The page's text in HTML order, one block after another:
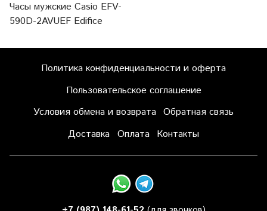
Часы мужские Casio EFV-
590D-2AVUEF Edifice
Политика конфиденциальности и оферта
Пользовательское соглашение
Условия обмена и возврата Обратная связь
Доставка Оплата Контакты